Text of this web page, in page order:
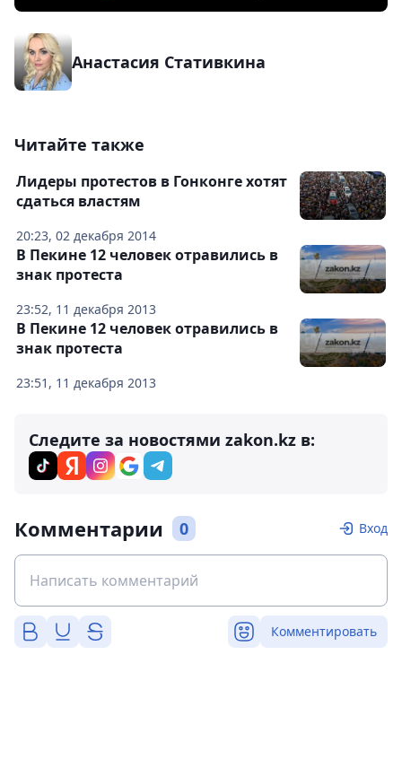
Анастасия Стативкина
Читайте также
20:23, 02 декабря 2014
Лидеры протестов в Гонконге хотят
сдаться властям
23:52, 11 декабря 2013
В Пекине 12 человек отравились в
знак протеста
23:51, 11 декабря 2013
В Пекине 12 человек отравились в
знак протеста
Следите за новостями zakon.kz в:
Комментарии 0 Вход
Комментировать